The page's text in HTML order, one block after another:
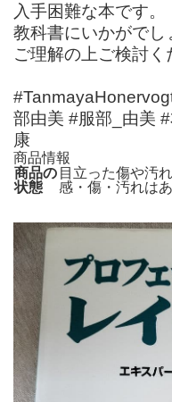
入手困難な本です。
教科書にいかがでし
ご理解の上ご検討く
部由美 #服部_由美
康
商品情報
商品の
状態
目立った傷や汚
感・傷・汚れは